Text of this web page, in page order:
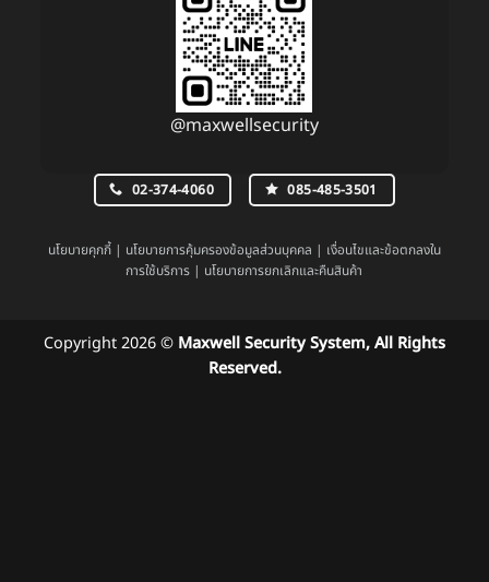
@maxwellsecurity
02-374-4060 085-485-3501
นโยบายคุกกี้| นโยบายการคุ้มครองข้อมูลส่วนบุคคล | เงื่อนไขและข้อตกลงใน
การใช้บริการ | นโยบายการยกเลิกและคืนสินค้า
Copyright 2026 © Maxwell Security System, All Rights
Reserved.